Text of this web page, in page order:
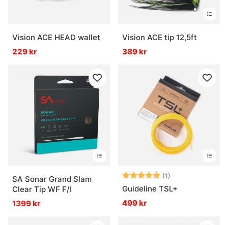
Vision ACE HEAD wallet
229 kr
Vision ACE tip 12,5ft
389 kr
SA Sonar Grand Slam
Clear Tip WF F/I
1399 kr
Betyg: (1)
Guideline TSL+
499 kr